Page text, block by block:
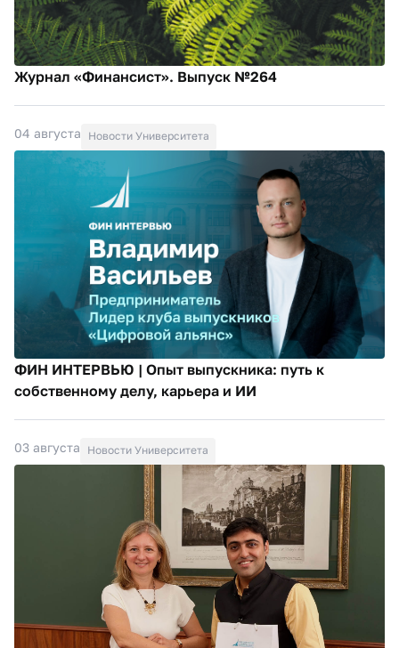
Журнал «Финансист». Выпуск №264
04 августа Новости Университета
ФИН ИНТЕРВЬЮ | Опыт выпускника: путь к
собственному делу, карьера и ИИ
03 августа Новости Университета